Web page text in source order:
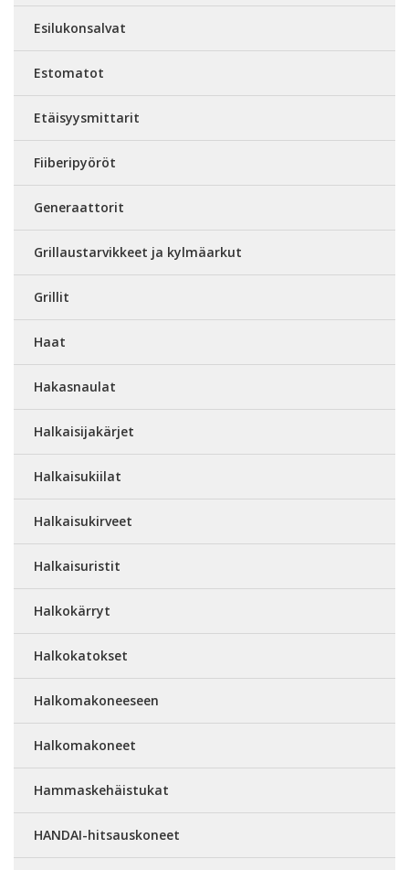
Esilukonsalvat
Estomatot
Etäisyysmittarit
Fiiberipyöröt
Generaattorit
Grillaustarvikkeet ja kylmäarkut
Grillit
Haat
Hakasnaulat
Halkaisijakärjet
Halkaisukiilat
Halkaisukirveet
Halkaisuristit
Halkokärryt
Halkokatokset
Halkomakoneeseen
Halkomakoneet
Hammaskehäistukat
HANDAI-hitsauskoneet